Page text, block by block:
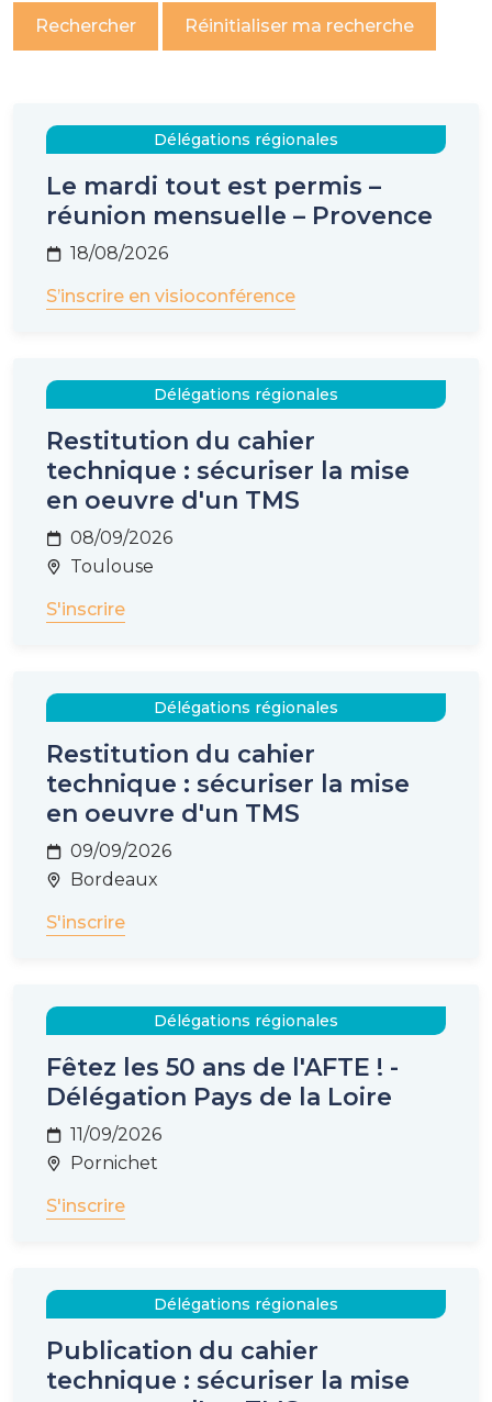
Délégations régionales
Le mardi tout est permis –
réunion mensuelle – Provence
18/08/2026
S’inscrire en visioconférence
Délégations régionales
Restitution du cahier
technique : sécuriser la mise
en oeuvre d'un TMS
08/09/2026
Toulouse
S'inscrire
Délégations régionales
Restitution du cahier
technique : sécuriser la mise
en oeuvre d'un TMS
09/09/2026
Bordeaux
S'inscrire
Délégations régionales
Fêtez les 50 ans de l'AFTE ! -
Délégation Pays de la Loire
11/09/2026
Pornichet
S'inscrire
Délégations régionales
Publication du cahier
technique : sécuriser la mise